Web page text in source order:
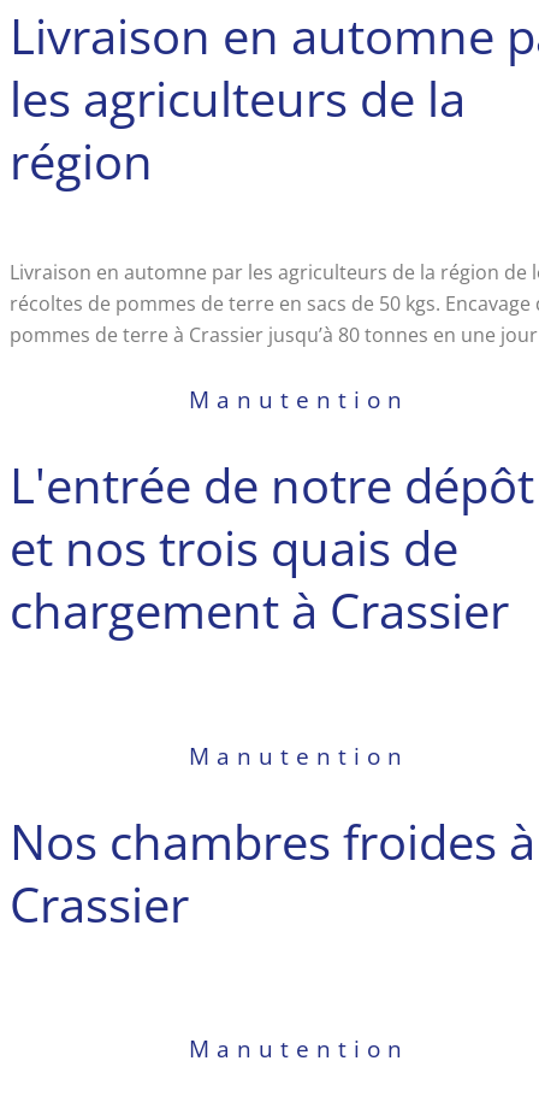
Livraison en automne
les agriculteurs de la
région
Livraison en automne par les agriculteurs de la région de
récoltes de pommes de terre en sacs de 50 kgs. Encavage
pommes de terre à Crassier jusqu’à 80 tonnes en une
Manutention
L'entrée de notre dépôt
et nos trois quais de
chargement à Crassier
Manutention
Nos chambres froides à
Crassier
Manutention